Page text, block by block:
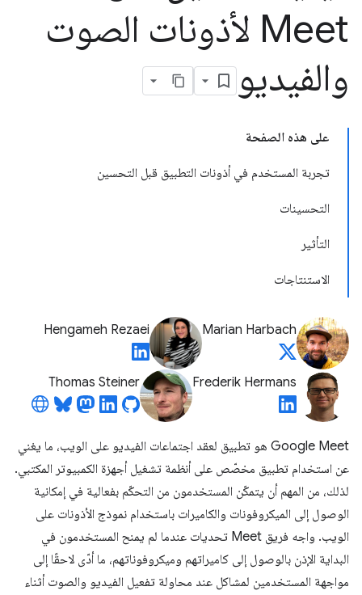
Meet لأذونات الصوت
والفيديو
على هذه الصفحة
تجربة المستخدم في أذونات التطبيق قبل التحسين
التحسينات
التأثير
الاستنتاجات
Marian Harbach
Hengameh Rezaei
Frederik Hermans
Thomas Steiner
‫Google Meet هو تطبيق لعقد اجتماعات الفيديو على الويب، ما يغني
عن استخدام تطبيق مخصّص على أنظمة تشغيل أجهزة الكمبيوتر المكتبي.
لذلك، من المهم أن يتمكّن المستخدمون من التحكّم بفعالية في إمكانية
الوصول إلى الميكروفونات والكاميرات باستخدام نموذج الأذونات على
الويب. واجه فريق Meet تحديات عندما لم يمنح المستخدمون في
البداية الإذن بالوصول إلى كاميراتهم وميكروفوناتهم، ما أدّى لاحقًا إلى
مواجهة المستخدمين لمشاكل عند محاولة تفعيل الفيديو والصوت أثناء